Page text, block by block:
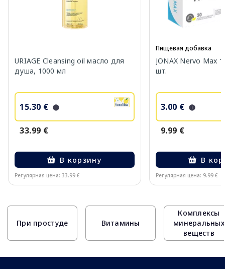
URIAGE Cleansing oil масло для
душа, 1000 мл
15.30 €
33.99 €
В корзину
Регулярная цена: 33.99 €
Пищевая добавка
JONAX Nervo Max
шт.
3.00 €
9.99 €
В
Регулярная цена: 9.99 €
При простуде Витамины
Комплексы
минеральных
веществ